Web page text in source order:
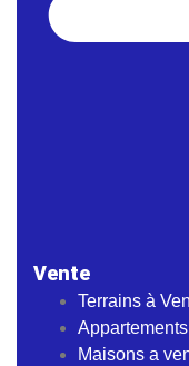
Vente
Terrains à
Maisons a